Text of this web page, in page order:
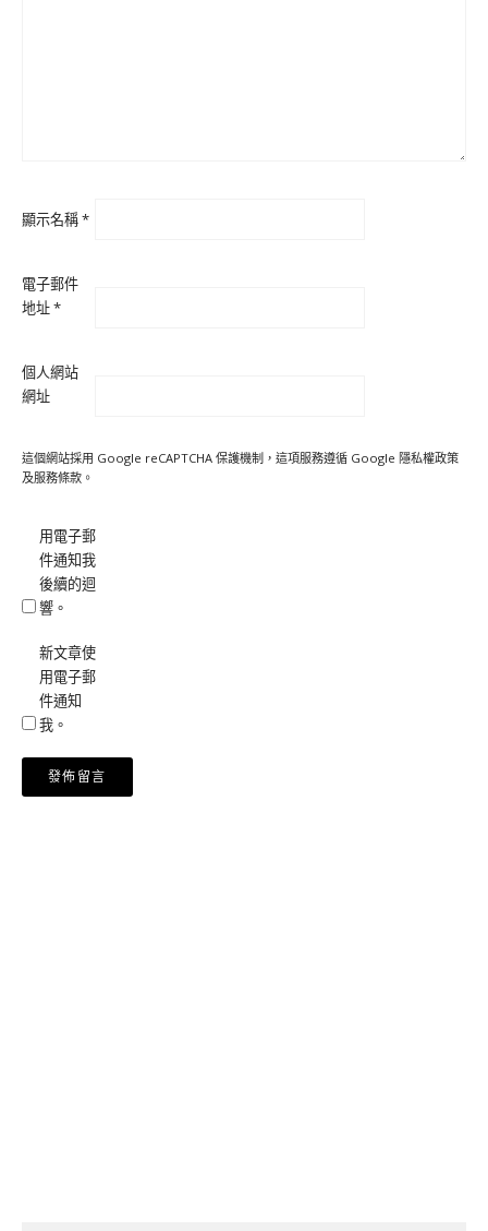
顯示名稱*
電子郵件
地址*
個人網站
網址
這個網站採用 Google reCAPTCHA 保護機制，這項服務遵循 Google 隱私權政策
及服務條款 。
用電子郵
件通知我
後續的迴
響。
新文章使
用電子郵
件通知
我。